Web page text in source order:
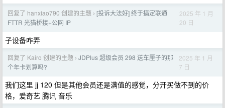
回复了 hanxiao790 创建的主题 › [投诉大法好] 终于搞定联通
FTTR 光猫桥接+公网 IP
2025 年 1 月
20 日
子设备咋弄
回复了 Kairo 创建的主题 › JDPlus 超级会员 298 送车厘子的那
个年卡划算吗?
2025 年 1 月
7 日
我们这里 jj 120 但是其他会员还是满值的感觉，分开买做不到的价
格，爱奇艺 腾讯 音乐